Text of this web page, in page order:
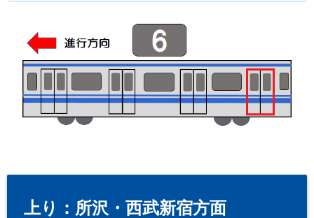
上り：所沢・西武新宿方面